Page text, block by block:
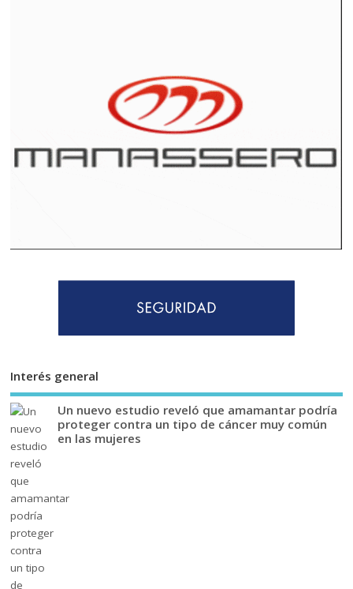
Interés general
Un nuevo estudio reveló que amamantar podría
proteger contra un tipo de cáncer muy común
en las mujeres